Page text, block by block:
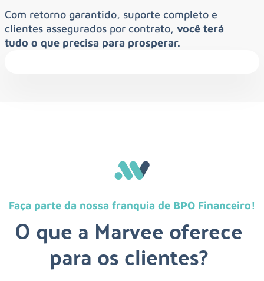
Com retorno garantido, suporte completo e
clientes assegurados por contrato, você terá
tudo o que precisa para prosperar.
Faça parte da nossa franquia de BPO Financeiro!
O que a Marvee oferece
para os clientes?